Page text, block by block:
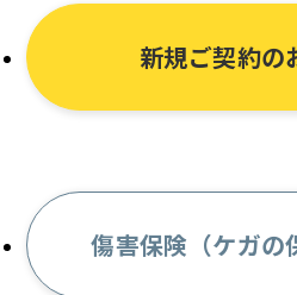
新規ご契約の
傷害保険（ケガの